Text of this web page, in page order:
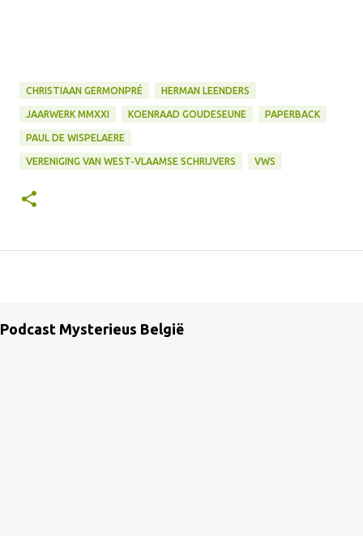
CHRISTIAAN GERMONPRÉ HERMAN LEENDERS
JAARWERK MMXXI KOENRAAD GOUDESEUNE PAPERBACK
PAUL DE WISPELAERE
VERENIGING VAN WEST-VLAAMSE SCHRIJVERS VWS
Podcast Mysterieus België